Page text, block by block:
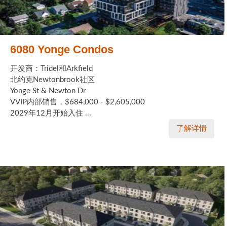
6080 Yonge Condos
开发商：Tridel和Arkfield
北约克Newtonbrook社区
Yonge St & Newton Dr
VVIP内部销售，$684,000 - $2,605,000
2029年12月开始入住 ...
了解详情